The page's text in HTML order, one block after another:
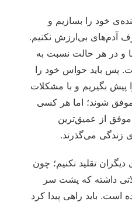
خود را بسازیم و
آدم‌های بی‌ارزش نکنیم.
و در هر حالت نسبت به
پس باید حواس خود را
پیش بگیریم و با مشکلات
شوند؛ اما هر کسی
از عمیق‌ترین
زندگی می‌گذرند.
تقلید نکنیم؛ چون
داشته که پشت سر
است. باید راهی پیدا کرد